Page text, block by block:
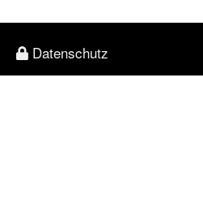
Datenschutz